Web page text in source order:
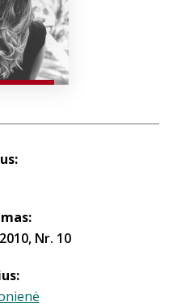
info@elvislab.lt
Nr. 10